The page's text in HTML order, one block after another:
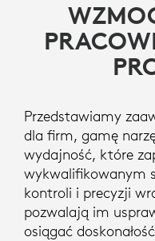
Przedstawiamy
dla firm, gamę
wydajność, które
wykwalifikowanym
kontroli i precyzji
pozwalają im
osiągać